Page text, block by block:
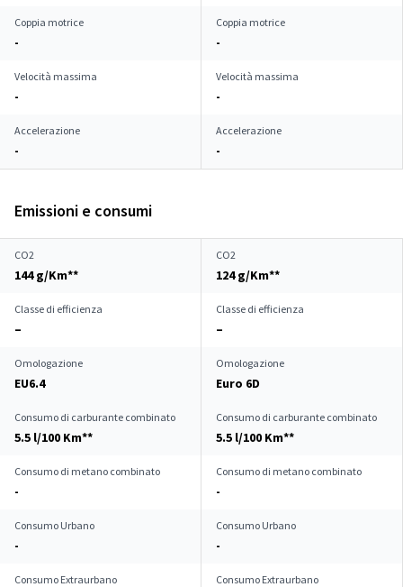
Coppia motrice
-
Coppia motrice
-
Velocità massima
-
Velocità massima
-
Accelerazione
-
Accelerazione
-
Emissioni e consumi
CO2
144 g/Km**
CO2
124 g/Km**
Classe di efficienza
–
Classe di efficienza
–
Omologazione
EU6.4
Omologazione
Euro 6D
Consumo di carburante combinato
5.5 l/100 Km**
Consumo di carburante combinato
5.5 l/100 Km**
Consumo di metano combinato
-
Consumo di metano combinato
-
Consumo Urbano
-
Consumo Urbano
-
Consumo Extraurbano Consumo Extraurbano